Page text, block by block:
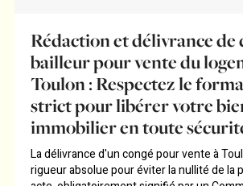
Rédaction et délivrance de
bailleur pour vente du
Toulon : Respectez le
strict pour libérer votre
immobilier en toute
La délivrance d'un congé pour vente à
rigueur absolue pour éviter la nullité de la